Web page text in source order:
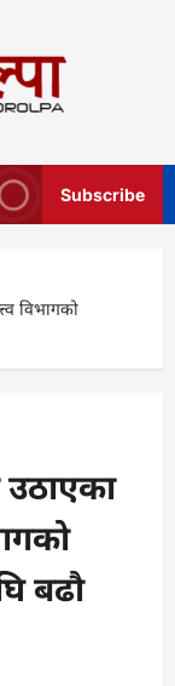
Subscribe
विभागको
उठाएका
बढौ